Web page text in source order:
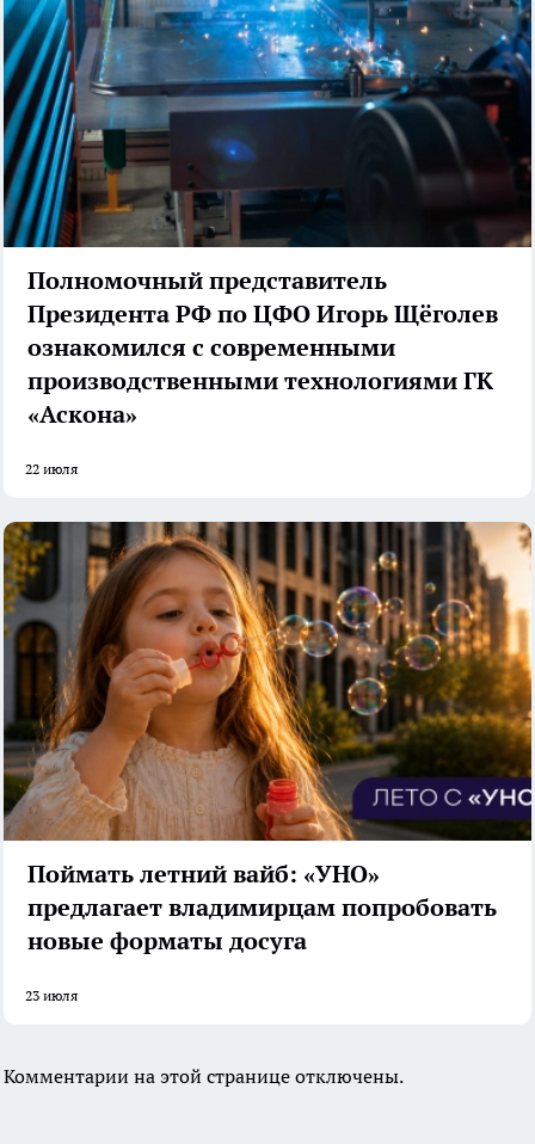
Полномочный представитель
Президента РФ по ЦФО Игорь Щёголев
ознакомился с современными
производственными технологиями ГК
«Аскона»
22 июля
Поймать летний вайб: «УНО»
предлагает владимирцам попробовать
новые форматы досуга
23 июля
Комментарии на этой странице отключены.